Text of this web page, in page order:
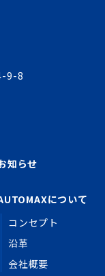
9-8
知らせ
について
コンセプト
沿革
会社概要